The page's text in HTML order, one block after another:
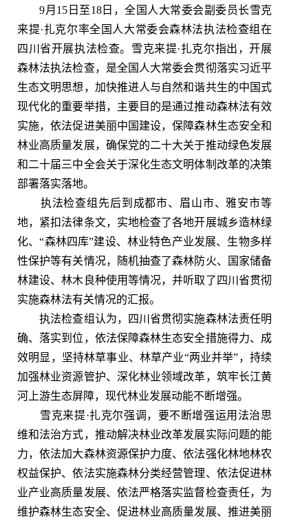
9月15日至18日，全国人大常委会副委员长雪克
来提·扎克尔率全国人大常委会森林法执法检查组在
四川省开展执法检查。雪克来提·扎克尔指出，开展
森林法执法检查，是全国人大常委会贯彻落实习近平
生态文明思想，加快推进人与自然和谐共生的中国式
现代化的重要举措，主要目的是通过推动森林法有效
实施，依法促进美丽中国建设，保障森林生态安全和
林业高质量发展，确保党的二十大关于推动绿色发展
和二十届三中全会关于深化生态文明体制改革的决策
部署落实落地。
执法检查组先后到成都市、眉山市、雅安市等
地，紧扣法律条文，实地检查了各地开展城乡造林绿
化、“森林四库”建设、林业特色产业发展、生物多样
性保护等有关情况，随机抽查了森林防火、国家储备
林建设、林木良种使用等情况，并听取了四川省贯彻
实施森林法有关情况的汇报。
执法检查组认为，四川省贯彻实施森林法责任明
确、落实到位，依法保障森林生态安全措施得力、成
效明显，坚持林草事业、林草产业“两业并举”，持续
加强林业资源管护、深化林业领域改革，筑牢长江黄
河上游生态屏障，现代林业发展动能不断增强。
雪克来提·扎克尔强调，要不断增强运用法治思
维和法治方式，推动解决林业改革发展实际问题的能
力，依法加大森林资源保护力度、依法强化林地林农
权益保护、依法实施森林分类经营管理、依法促进林
业产业高质量发展、依法严格落实监督检查责任，为
维护森林生态安全、促进林业高质量发展、推进美丽